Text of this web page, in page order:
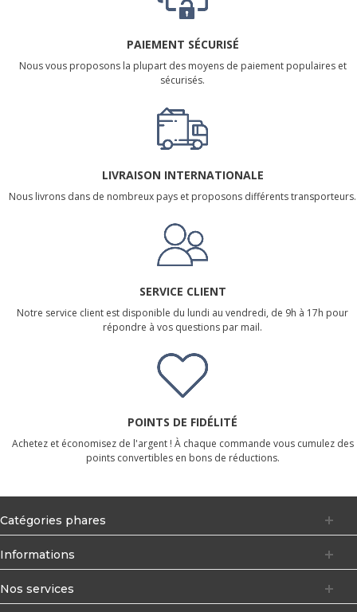
PAIEMENT SÉCURISÉ
Nous vous proposons la plupart des moyens de paiement populaires et
sécurisés.
LIVRAISON INTERNATIONALE
Nous livrons dans de nombreux pays et proposons différents transporteurs.
SERVICE CLIENT
Notre service client est disponible du lundi au vendredi, de 9h à 17h pour
répondre à vos questions par mail.
POINTS DE FIDÉLITÉ
Achetez et économisez de l'argent ! À chaque commande vous cumulez des
points convertibles en bons de réductions.
Catégories phares
Informations
Nos services